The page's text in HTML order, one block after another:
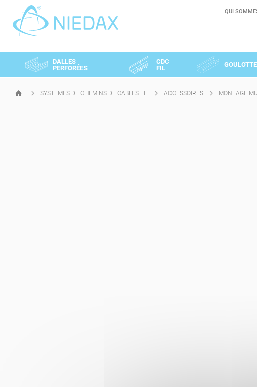
QUI
DALLES
PERFORÉES
CDC
FIL
PAGE
SYSTEMES DE CHEMINS DE CABLES FIL ACCESSOIRES MONTAGE
Panneau de gestion des cookies